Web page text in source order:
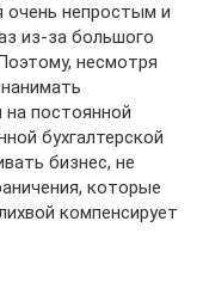
очень непростым и
из-за большого
несмотря
на постоянной
бухгалтерской
бизнес, не
которые
компенсирует